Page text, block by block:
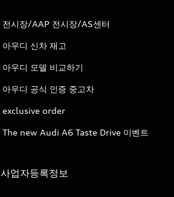
전시장/AAP 전시장/AS센터
아우디 신차 재고
아우디 모델 비교하기
아우디 공식 인증 중고차
exclusive order
The new Audi A6 Taste Drive 이벤트
사업자등록정보